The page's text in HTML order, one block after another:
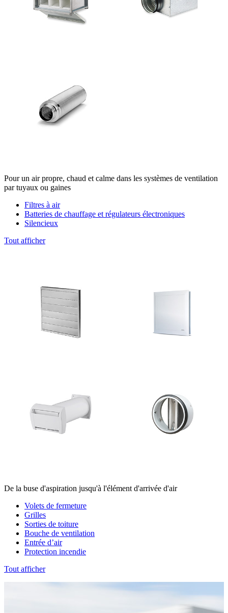
Pour un air propre, chaud et calme dans les systèmes de ventilation
par tuyaux ou gaines
Filtres à air
Batteries de chauffage et régulateurs électroniques
Silencieux
Tout afficher
De la buse d'aspiration jusqu'à l'élément d'arrivée d'air
Volets de fermeture
Grilles
Sorties de toiture
Bouche de ventilation
Entrée d’air
Protection incendie
Tout afficher